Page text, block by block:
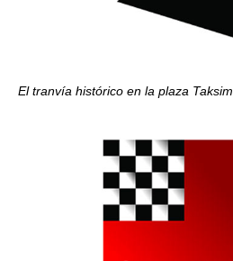
El tranvía histórico en la plaza Taksim